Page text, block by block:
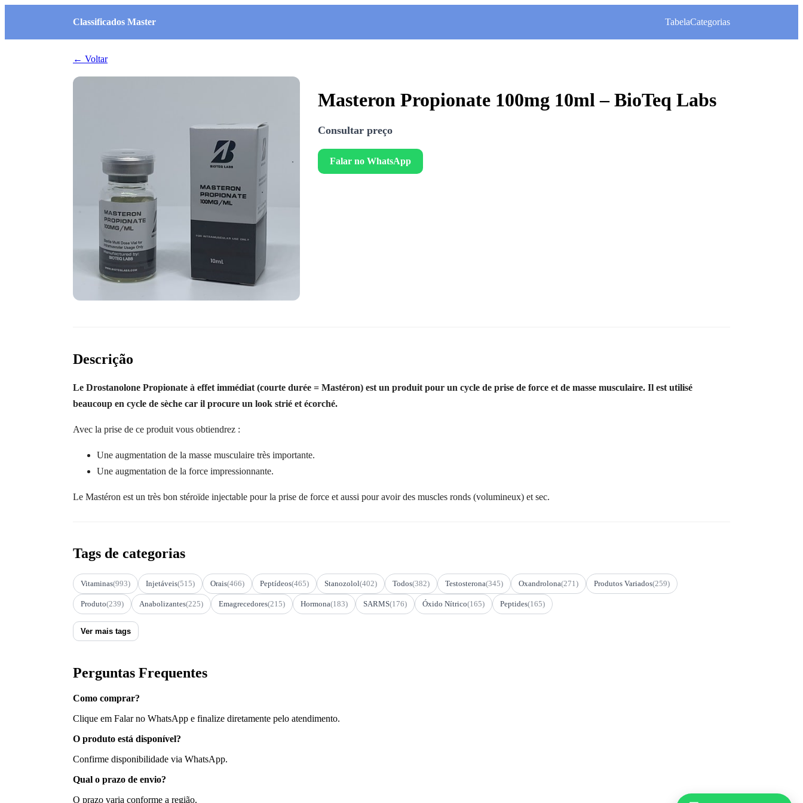
Classificados Master TabelaCategorias
← Voltar
Masteron Propionate 100mg 10ml – BioTeq Labs
Consultar preço
Falar no WhatsApp
Descrição
Le Drostanolone Propionate à effet immédiat (courte durée = Mastéron) est un produit pour un cycle de prise de force et de masse musculaire. Il est utilisé
beaucoup en cycle de sèche car il procure un look strié et écorché.
Avec la prise de ce produit vous obtiendrez :
Une augmentation de la masse musculaire très importante.
Une augmentation de la force impressionnante.
Le Mastéron est un très bon stéroïde injectable pour la prise de force et aussi pour avoir des muscles ronds (volumineux) et sec.
Tags de categorias
Vitaminas(993) Injetáveis(515) Orais(466) Peptídeos(465) Stanozolol(402) Todos(382) Testosterona(345) Oxandrolona(271) Produtos Variados(259)
Produto(239) Anabolizantes(225) Emagrecedores(215) Hormona(183) SARMS(176) Óxido Nítrico(165) Peptides(165)
Ver mais tags
Perguntas Frequentes
Como comprar?
Clique em Falar no WhatsApp e finalize diretamente pelo atendimento.
O produto está disponível?
Confirme disponibilidade via WhatsApp.
Qual o prazo de envio?
O prazo varia conforme a região.